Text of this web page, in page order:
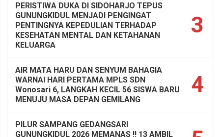
3
PERISTIWA DUKA DI SIDOHARJO TEPUS
GUNUNGKIDUL MENJADI PENGINGAT
PENTINGNYA KEPEDULIAN TERHADAP
KESEHATAN MENTAL DAN KETAHANAN
KELUARGA
4
AIR MATA HARU DAN SENYUM BAHAGIA
WARNAI HARI PERTAMA MPLS SDN
Wonosari 6, LANGKAH KECIL 56 SISWA BARU
MENUJU MASA DEPAN GEMILANG
PILUR SAMPANG GEDANGSARI
GUNUNGKIDUL 2026 MEMANAS !! 13 AMBIL